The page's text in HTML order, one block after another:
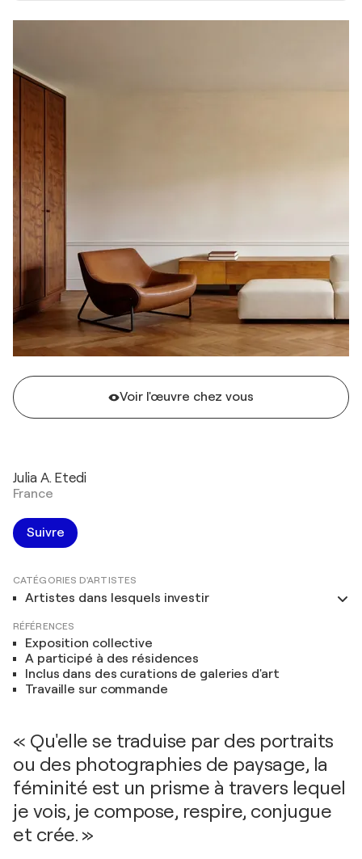
Voir l'œuvre chez vous
Julia A. Etedi
France
Suivre
CATÉGORIES D'ARTISTES
Artistes dans lesquels investir
RÉFÉRENCES
Exposition collective
A participé à des résidences
Inclus dans des curations de galeries d'art
Travaille sur commande
« Qu'elle se traduise par des portraits
ou des photographies de paysage, la
féminité est un prisme à travers lequel
je vois, je compose, respire, conjugue
et crée. »